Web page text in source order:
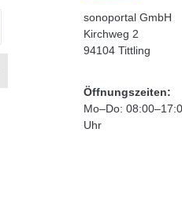
sonoportal GmbH
Kirchweg 2
94104 Tittling
Öffnungszeiten:
Mo–Do:
Uhr